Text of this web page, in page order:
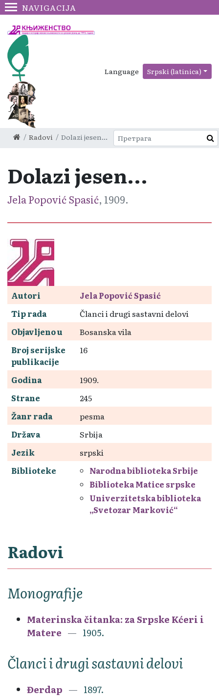
NAVIGACIJA
Language Srpski (latinica)
Radovi Dolazi jesen...
Dolazi jesen...
Jela Popović Spasić, 1909.
Autori
Jela Popović Spasić
Tip rada
Članci i drugi sastavni delovi
Objavljeno u
Bosanska vila
Broj serijske
publikacije
16
Godina
1909.
Strane
245
Žanr rada
pesma
Država
Srbija
Jezik
srpski
Biblioteke
Narodna biblioteka Srbije
Biblioteka Matice srpske
Univerzitetska biblioteka
„Svetozar Marković“
Radovi
Monografije
Materinska čitanka: za Srpske Kćeri i
Matere
1905.
Članci i drugi sastavni delovi
Đerdap
1897.